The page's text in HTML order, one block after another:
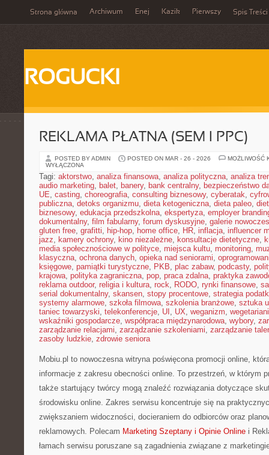
Strona główna Archiwum Enej Kazik Pierwszy Spis Treści
ROGUCKI
REKLAMA PŁATNA (SEM I PPC)
POSTED BY ADMIN POSTED ON MAR - 26 - 2026
MOŻLIWOŚĆ
WYŁĄCZONA
Tagi: aktorstwo, analiza finansowa, analiza polityczna, analiza
audio marketing, balet, banery, bank centralny, bezpieczeństwo
UE, casting, choreografia, consulting biznesowy, cyberatak,
publiczna, detoks organizmu, dieta ketogeniczna, dieta paleo,
biznesowy, edukacja przedszkolna, ekspertyza, employer
dokumentalny, film fabularny, forum dyskusyjne, galerie
gluten free, grafitti, hip-hop, home office, HR, inflacja, influencer
jazz, kamery ochrony, kino niezależne, konsultacje dietetyczne,
media społecznościowe w polityce, miejsca kultu, monitoring,
klasyczna, ochrona danych, opieka nad seniorami,
księgowe, pamiątki turystyczne, PKB, plac zabaw, podcasty,
krajowa, polityka zagraniczna, pop, praca zdalna, praktyka
reklama outdoor, religia i kultura, rock, RODO, rynki finansowe,
serial dokumentalny, skansen, stopy procentowe, strategia
systemy alarmowe, szkoła filmowa, szkolenia branżowe, sztuka
taniec towarzyski, telekonferencje, UI , UX, weganizm,
wskaźniki gospodarcze, współpraca międzynarodowa, wybory,
zarządzanie relacjami, zarządzanie szkoleniami, zarządzanie
zasoby ludzkie, zdrowie seniora
Mobiu.pl to nowoczesna witryna poświęcona promocji online,
informacje z zakresu obecności online. To przestrzeń, w którym
także startujący twórcy mogą znaleźć rozwiązania dotyczące
środowisku online. Zakres serwisu koncentruje się na
zwiększaniem widoczności, docieraniem do odbiorców oraz
reklamowych. Polecam Marketing Szeptany i Opinie Online i
łamach serwisu poruszane są zagadnienia związane z